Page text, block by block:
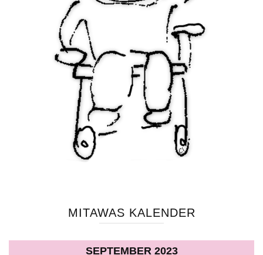
MITAWAS KALENDER
SEPTEMBER 2023